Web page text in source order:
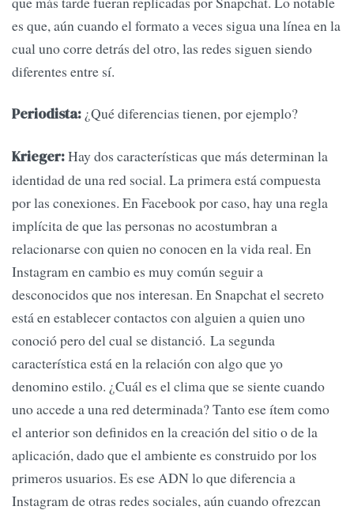
es que, aún cuando el formato a veces sigua una línea en la
cual uno corre detrás del otro, las redes siguen siendo
diferentes entre sí.
Periodista: ¿Qué diferencias tienen, por ejemplo?
Krieger:Hay dos características que más determinan la
identidad de una red social. La primera está compuesta
por las conexiones. En Facebook por caso, hay una regla
implícita de que las personas no acostumbran a
relacionarse con quien no conocen en la vida real. En
Instagram en cambio es muy común seguir a
desconocidos que nos interesan. En Snapchat el secreto
está en establecer contactos con alguien a quien uno
conoció pero del cual se distanció. La segunda
característica está en la relación con algo que yo
denomino estilo. ¿Cuál es el clima que se siente cuando
uno accede a una red determinada? Tanto ese ítem como
el anterior son definidos en la creación del sitio o de la
aplicación, dado que el ambiente es construido por los
primeros usuarios. Es ese ADN lo que diferencia a
Instagram de otras redes sociales, aún cuando ofrezcan